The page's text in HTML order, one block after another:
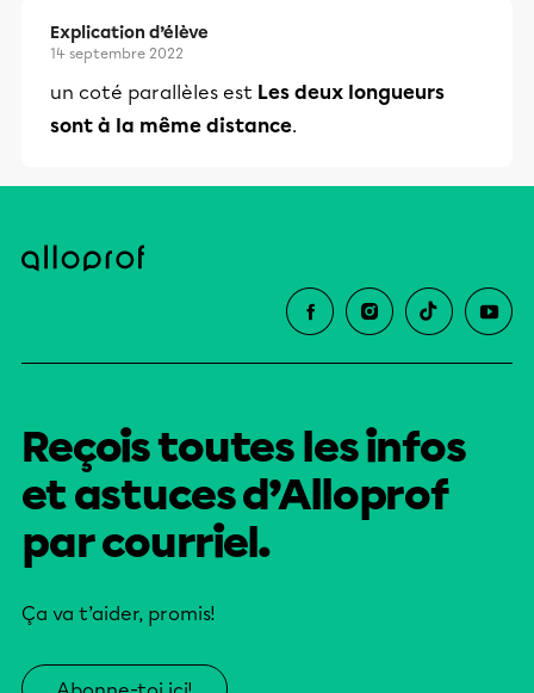
Explication d’élève
14 septembre 2022
un coté parallèles est Les deux longueurs
sont à la même distance.
Reçois toutes les infos
et astuces d’Alloprof
par courriel.
Ça va t’aider, promis!